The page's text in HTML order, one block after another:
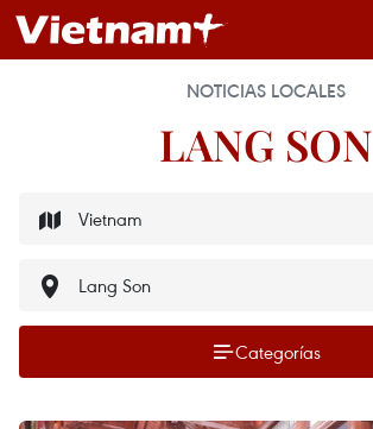
NOTICIAS LOCALES
LANG SON
Categorías